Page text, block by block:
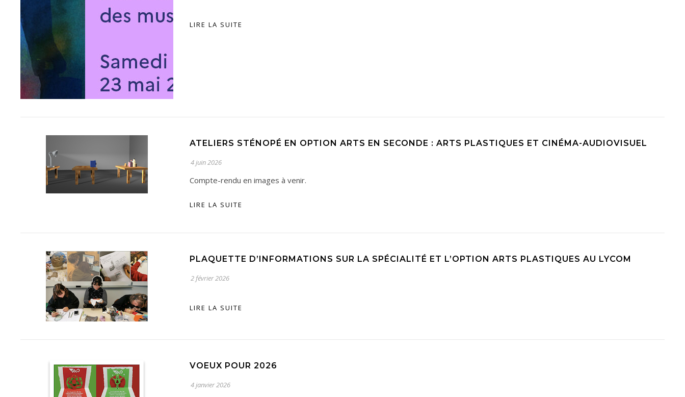
LIRE LA SUITE
ATELIERS STÉNOPÉ EN OPTION ARTS EN SECONDE : ARTS PLASTIQUES ET CINÉMA-AUDIOVISUEL
4 juin 2026
Compte-rendu en images à venir.
LIRE LA SUITE
PLAQUETTE D’INFORMATIONS SUR LA SPÉCIALITÉ ET L’OPTION ARTS PLASTIQUES AU LYCOM
2 février 2026
LIRE LA SUITE
VOEUX POUR 2026
4 janvier 2026